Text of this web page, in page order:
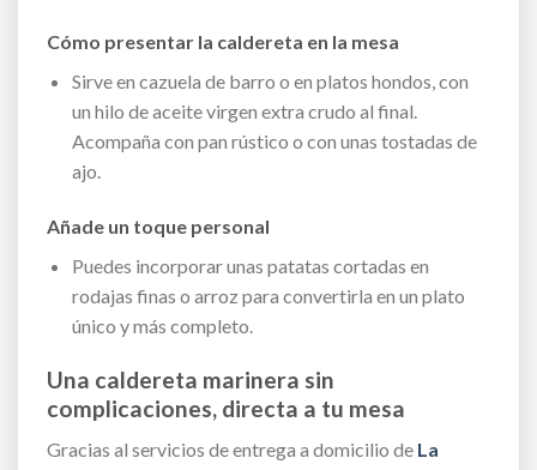
Cómo presentar la caldereta en la mesa
Sirve en cazuela de barro o en platos hondos, con
un hilo de aceite virgen extra crudo al final.
Acompaña con pan rústico o con unas tostadas de
ajo.
Añade un toque personal
Puedes incorporar unas patatas cortadas en
rodajas finas o arroz para convertirla en un plato
único y más completo.
Una caldereta marinera sin
complicaciones, directa a tu mesa
Gracias al servicios de entrega a domicilio de La